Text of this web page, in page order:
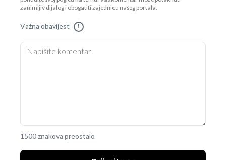
zanimljiv dijalog i obogatiti zajednicu našeg portala.
Važna obavijest !
1500 znakova preostalo